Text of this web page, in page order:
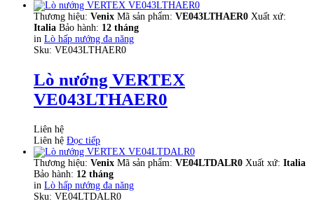
Thương hiệu: Venix Mã sản phẩm: VE043LTHAER0 Xuất xứ:
Italia Bảo hành: 12 tháng
in Lò hấp nướng đa năng
Sku: VE043LTHAER0
Lò nướng VERTEX
VE043LTHAER0
Liên hệ
Liên hệ Đọc tiếp
Thương hiệu: Venix Mã sản phẩm: VE04LTDALR0 Xuất xứ: Italia
Bảo hành: 12 tháng
in Lò hấp nướng đa năng
Sku: VE04LTDALR0